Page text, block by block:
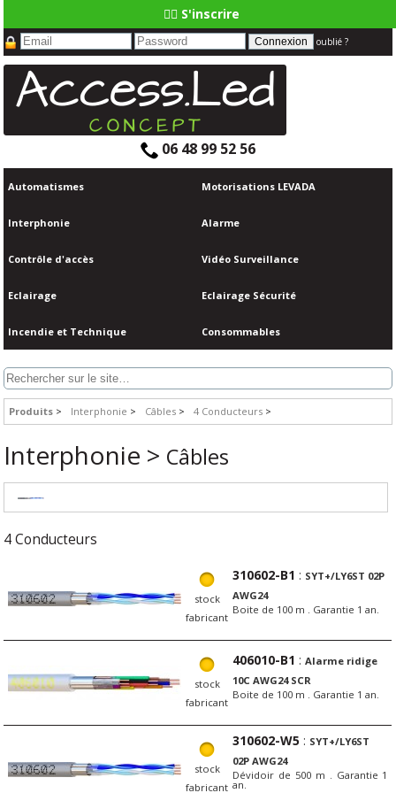
👆🏼 S'inscrire
oublié ?
06 48 99 52 56
Automatismes Motorisations LEVADA
Interphonie Alarme
Contrôle d'accès Vidéo Surveillance
Eclairage Eclairage Sécurité
Incendie et Technique Consommables
Produits Interphonie Câbles 4 Conducteurs
Interphonie > Câbles
4 Conducteurs
stock
fabricant
310602-B1 : SYT+/LY6ST 02P
AWG24
Boite de 100 m . Garantie 1 an.
stock
fabricant
406010-B1 :Alarme ridige
10C AWG24 SCR
Boite de 100 m . Garantie 1 an.
stock
fabricant
310602-W5 : SYT+/LY6ST
02P AWG24
Dévidoir de 500 m . Garantie 1
an.